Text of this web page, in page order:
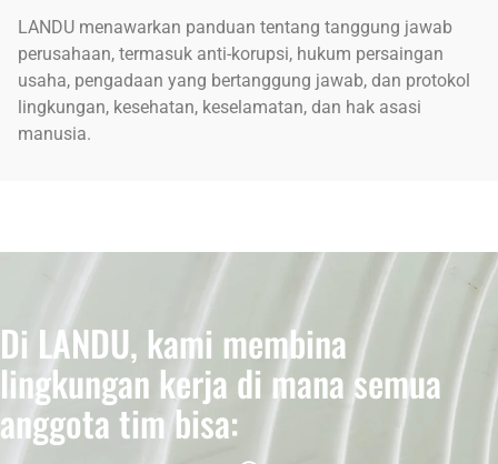
LANDU menawarkan panduan tentang tanggung jawab
perusahaan, termasuk anti-korupsi, hukum persaingan
usaha, pengadaan yang bertanggung jawab, dan protokol
lingkungan, kesehatan, keselamatan, dan hak asasi
manusia.
Di LANDU, kami membina
lingkungan kerja di mana semua
anggota tim bisa: